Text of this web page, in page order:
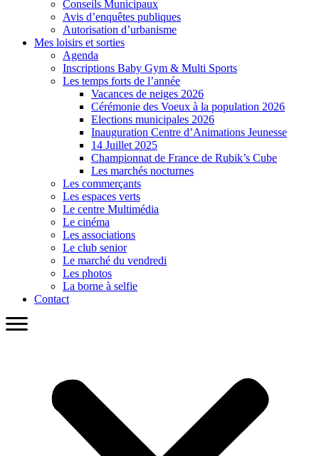
Conseils Municipaux
Avis d’enquêtes publiques
Autorisation d’urbanisme
Mes loisirs et sorties
Agenda
Inscriptions Baby Gym & Multi Sports
Les temps forts de l’année
Vacances de neiges 2026
Cérémonie des Voeux à la population 2026
Elections municipales 2026
Inauguration Centre d’Animations Jeunesse
14 Juillet 2025
Championnat de France de Rubik’s Cube
Les marchés nocturnes
Les commerçants
Les espaces verts
Le centre Multimédia
Le cinéma
Les associations
Le club senior
Le marché du vendredi
Les photos
La borne à selfie
Contact